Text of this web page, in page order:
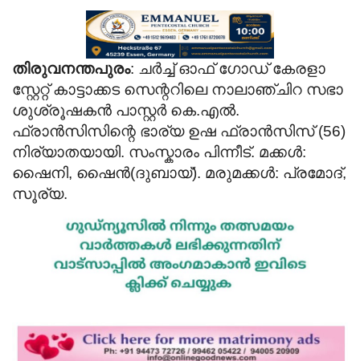
തിരുവനന്തപുരം: ചർച്ച്‌ ഓഫ് ഗോഡ് കേരളാ
സ്റ്റേറ്റ് കാട്ടാക്കട സെന്ററിലെ നാലാഞ്ചിറ സഭാ
ശുശ്രൂഷകൻ പാസ്റ്റർ കെ.എൽ.
ഫ്രാൻ‌സിസിന്റെ ഭാര്യ ഉഷ ഫ്രാൻസിസ് (56)
നിര്യാതയായി. സംസ്കാരം പിന്നീട്. മക്കൾ:
ഷൈനി, ഷൈൻ(ദുബായ്). മരുമക്കൾ: പ്രമോദ്,
സൂര്യ.